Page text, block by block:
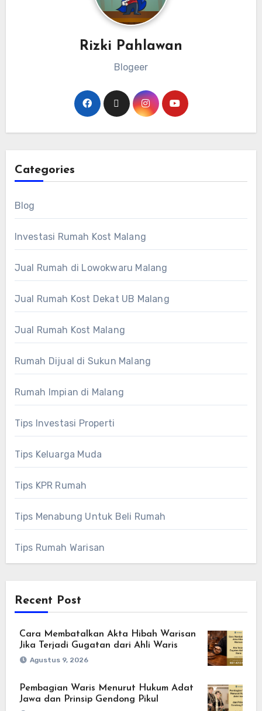
Rizki Pahlawan
Blogeer
Categories
Blog
Investasi Rumah Kost Malang
Jual Rumah di Lowokwaru Malang
Jual Rumah Kost Dekat UB Malang
Jual Rumah Kost Malang
Rumah Dijual di Sukun Malang
Rumah Impian di Malang
Tips Investasi Properti
Tips Keluarga Muda
Tips KPR Rumah
Tips Menabung Untuk Beli Rumah
Tips Rumah Warisan
Recent Post
Cara Membatalkan Akta Hibah Warisan
Jika Terjadi Gugatan dari Ahli Waris
Agustus 9, 2026
Pembagian Waris Menurut Hukum Adat
Jawa dan Prinsip Gendong Pikul